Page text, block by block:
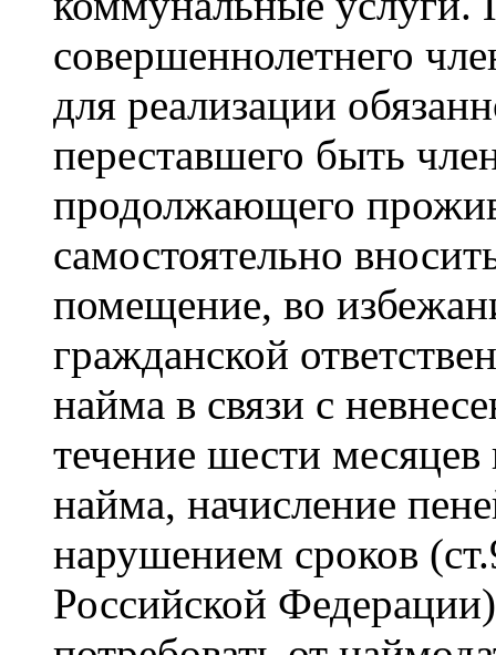
совершеннолетнего
для реализации
переставшего быть
продолжающего
самостоятельно
помещение, во
гражданской
найма в связи с
течение шести
найма, начисление
нарушением сроков
Российской